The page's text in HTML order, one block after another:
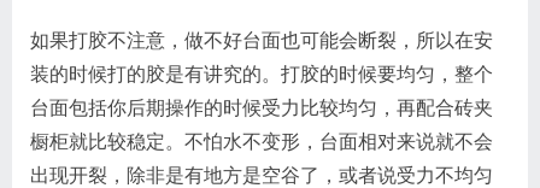
如果打胶不注意，做不好台面也可能会断裂，所以在安
装的时候打的胶是有讲究的。打胶的时候要均匀，整个
台面包括你后期操作的时候受力比较均匀，再配合砖夹
橱柜就比较稳定。不怕水不变形，台面相对来说就不会
出现开裂，除非是有地方是空谷了，或者说受力不均匀